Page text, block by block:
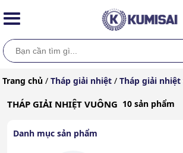
Trang chủ / Tháp giải nhiệt / Tháp giải nhiệt
THÁP GIẢI NHIỆT VUÔNG 10 sản phẩm
Danh mục sản phẩm